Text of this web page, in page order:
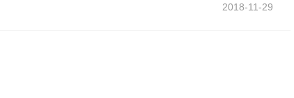
2018-11-29